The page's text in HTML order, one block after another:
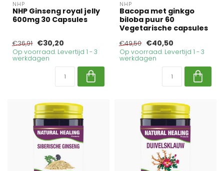
NHP
NHP Ginseng royal jelly
600mg 30 Capsules
€36,91 €30,20
Op voorraad. Levertijd 1 - 3
werkdagen
NHP
Bacopa met ginkgo
biloba puur 60
Vegetarische capsules
€49,50 €40,50
Op voorraad. Levertijd 1 - 3
werkdagen